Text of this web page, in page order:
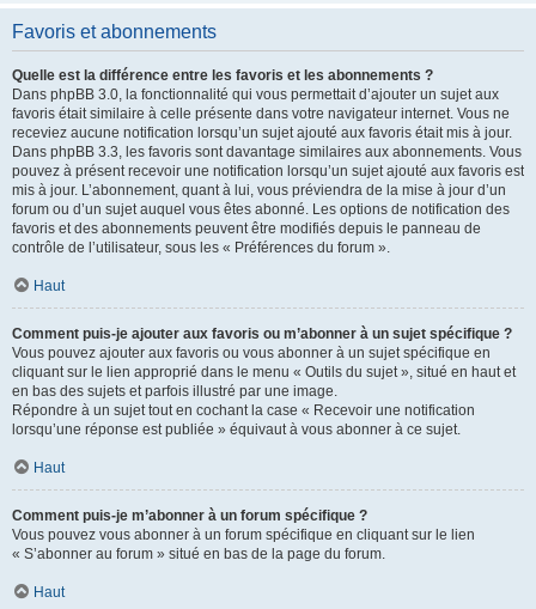
Favoris et abonnements
Quelle est la différence entre les favoris et les abonnements ?
Dans phpBB 3.0, la fonctionnalité qui vous permettait d’ajouter un sujet aux
favoris était similaire à celle présente dans votre navigateur internet. Vous ne
receviez aucune notification lorsqu’un sujet ajouté aux favoris était mis à jour.
Dans phpBB 3.3, les favoris sont davantage similaires aux abonnements. Vous
pouvez à présent recevoir une notification lorsqu’un sujet ajouté aux favoris est
mis à jour. L’abonnement, quant à lui, vous préviendra de la mise à jour d’un
forum ou d’un sujet auquel vous êtes abonné. Les options de notification des
favoris et des abonnements peuvent être modifiés depuis le panneau de
contrôle de l’utilisateur, sous les « Préférences du forum ».
Haut
Comment puis-je ajouter aux favoris ou m’abonner à un sujet spécifique ?
Vous pouvez ajouter aux favoris ou vous abonner à un sujet spécifique en
cliquant sur le lien approprié dans le menu « Outils du sujet », situé en haut et
en bas des sujets et parfois illustré par une image.
Répondre à un sujet tout en cochant la case « Recevoir une notification
lorsqu’une réponse est publiée » équivaut à vous abonner à ce sujet.
Haut
Comment puis-je m’abonner à un forum spécifique ?
Vous pouvez vous abonner à un forum spécifique en cliquant sur le lien
« S’abonner au forum » situé en bas de la page du forum.
Haut